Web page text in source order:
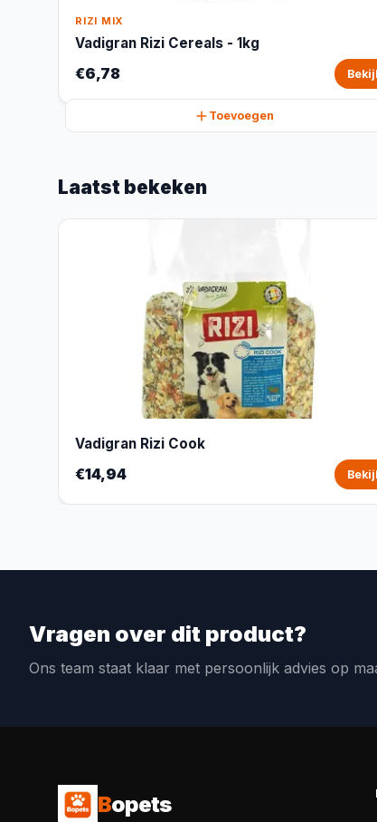
RIZI MIX
Vadigran Rizi Cereals - 1kg
€6,78
Toevoegen
Laatst bekeken
Vadigran Rizi Cook
€14,94
Vragen over dit product?
Ons team staat klaar met persoonlijk advies op
Bopets